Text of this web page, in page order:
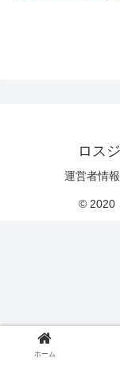
ロス
運営者情報
© 2020
ホーム